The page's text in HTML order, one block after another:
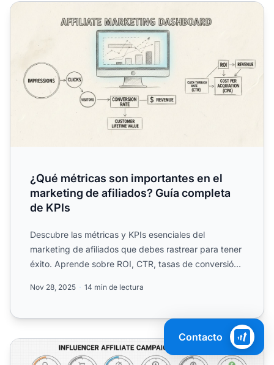
¿Qué métricas son importantes en el marketing de
¿Qué métricas son importantes en el
marketing de afiliados? Guía completa
de KPIs
Descubre las métricas y KPIs esenciales del
marketing de afiliados que debes rastrear para tener
éxito. Aprende sobre ROI, CTR, tasas de conversión,
Nov 28, 2025 14 min de lectura
Cómo Medir el Éxito de una Campaña de Afiliados con
Contacto